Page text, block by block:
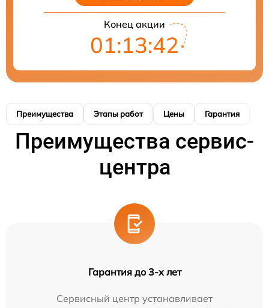
Конец акции
01:13:41
Преимущества Этапы работ Цены Гарантия
Преимущества сервис-
центра
Гарантия до 3-х лет
Сервисный центр устанавливает